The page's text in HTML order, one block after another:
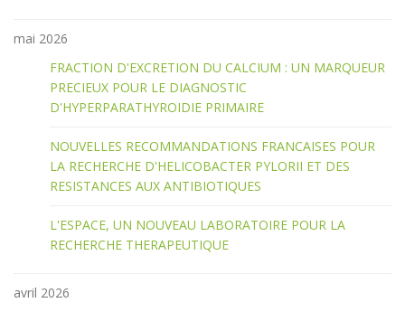
mai 2026
FRACTION D'EXCRETION DU CALCIUM : UN MARQUEUR
PRECIEUX POUR LE DIAGNOSTIC
D'HYPERPARATHYROIDIE PRIMAIRE
NOUVELLES RECOMMANDATIONS FRANCAISES POUR
LA RECHERCHE D'HELICOBACTER PYLORII ET DES
RESISTANCES AUX ANTIBIOTIQUES
L'ESPACE, UN NOUVEAU LABORATOIRE POUR LA
RECHERCHE THERAPEUTIQUE
avril 2026